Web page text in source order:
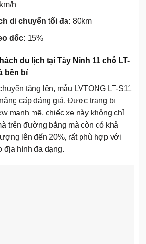
h
di chuyển tối đa: 80km
dốc: 15%
du lịch tại Tây Ninh 11 chỗ LT-
bền bỉ
tăng lên, mẫu LVTONG LT-S11
cấp đáng giá. Được trang bị
mạnh mẽ, chiếc xe này không chỉ
trên đường bằng mà còn có khả
lên đến 20%, rất phù hợp với
địa hình đa dạng.